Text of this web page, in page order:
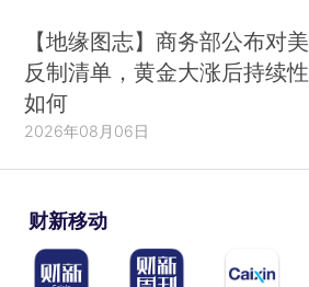
【地缘图志】商务部公布对美
反制清单，黄金大涨后持续性
如何
2026年08月06日
财新移动